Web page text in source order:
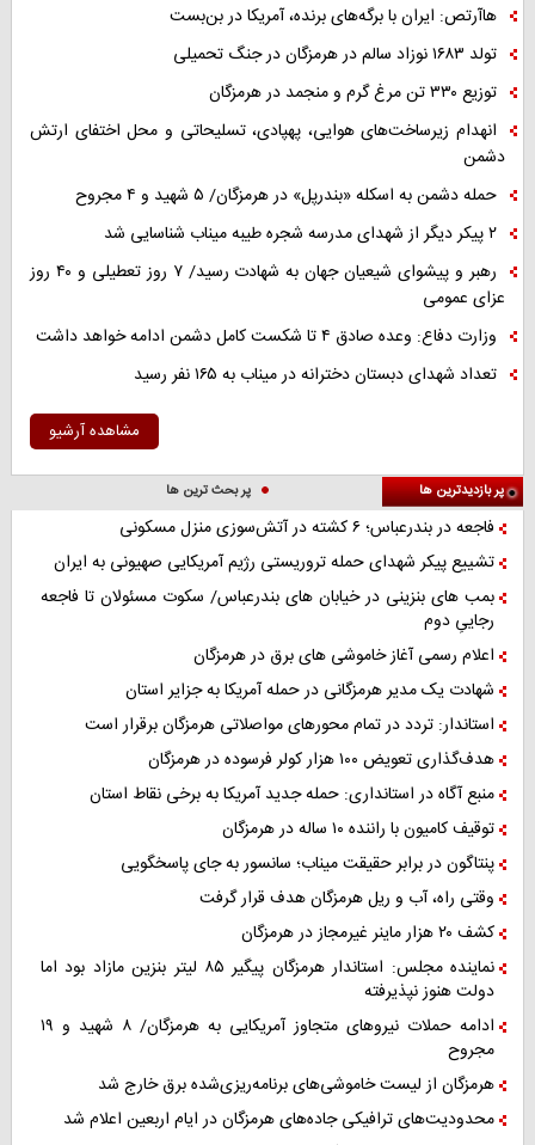
هاآرتص: ایران با برگه‌های برنده، آمریکا در بن‌بست
تولد ۱۶۸۳ نوزاد سالم در هرمزگان در جنگ تحمیلی
توزیع ۳۳۰ تن مرغ گرم و منجمد در هرمزگان
انهدام زیرساخت‌های هوایی، پهپادی، تسلیحاتی و محل اختفای ارتش
دشمن
حمله دشمن به اسکله «بندرپل» در هرمزگان/ ۵ شهید و ۴ مجروح
۲ پیکر دیگر از شهدای مدرسه شجره طیبه میناب شناسایی شد
رهبر و پیشوای شیعیان جهان به شهادت رسید/ ۷ روز تعطیلی و ۴۰ روز
عزای عمومی
وزارت دفاع: وعده صادق ۴ تا شکست کامل دشمن ادامه خواهد داشت
تعداد شهدای دبستان دخترانه در میناب به ۱۶۵ نفر رسید
مشاهده آرشیو
پر بازدیدترین ها پر بحث ترین ها
فاجعه در بندرعباس؛ ۶ کشته در آتش‌سوزی منزل مسکونی
تشییع پیکر شهدای حمله تروریستی رژیم آمریکایی صهیونی به ایران
بمب های بنزینی در خیابان های بندرعباس/ سکوت مسئولان تا فاجعه
رجاییِ دوم
اعلام رسمی آغاز خاموشی های برق در هرمزگان
شهادت یک مدیر هرمزگانی در حمله آمریکا به جزایر استان
استاندار: تردد در تمام محورهای مواصلاتی هرمزگان برقرار است
هدف‌گذاری تعویض ۱۰۰ هزار کولر فرسوده در هرمزگان
منبع آگاه در استانداری: حمله جدید آمریکا به برخی نقاط استان
توقیف کامیون با راننده ۱۰ ساله در هرمزگان
پنتاگون در برابر حقیقت میناب؛ سانسور به جای پاسخگویی
وقتی راه، آب و ریل هرمزگان هدف قرار گرفت
کشف ۲۰ هزار ماینر غیرمجاز در هرمزگان
نماینده مجلس: استاندار هرمزگان پیگیر ۸۵ لیتر بنزین مازاد بود اما
دولت هنوز نپذیرفته
ادامه حملات نیروهای متجاوز آمریکایی به هرمزگان/ ۸ شهید و ۱۹
مجروح
هرمزگان از لیست خاموشی‌های برنامه‌ریزی‌شده برق خارج شد
محدودیت‌های ترافیکی جاده‌های هرمزگان در ایام اربعین اعلام شد